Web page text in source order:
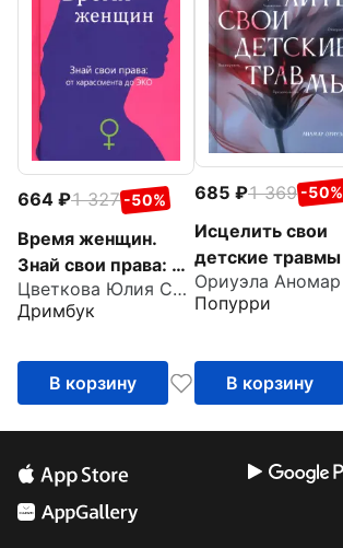
664 1 327 -50%
Время женщин.
Знай свои права: от
харассмента до
ЭКО
Цветкова Юлия Сергеевна
Дримбук
В корзину
685 1 369 -50%
Исцелить свои
детские травмы
Ориуэла Аномар
Попурри
В корзину